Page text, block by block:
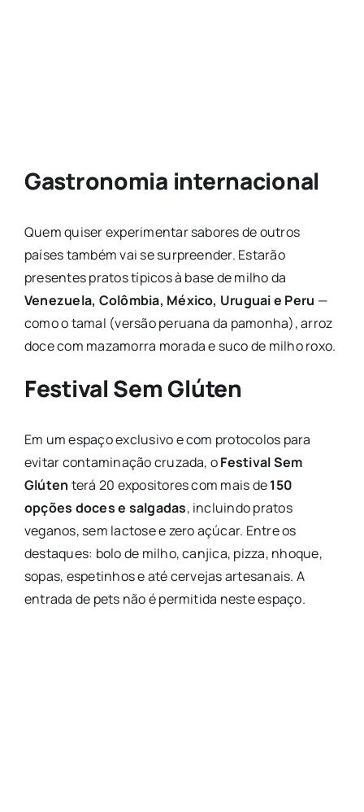
Gastronomia internacional
Quem quiser experimentar sabores de outros
países também vai se surpreender. Estarão
presentes pratos típicos à base de milho da
Venezuela, Colômbia, México, Uruguai e Peru —
como o tamal (versão peruana da pamonha), arroz
doce com mazamorra morada e suco de milho roxo.
Festival Sem Glúten
Em um espaço exclusivo e com protocolos para
evitar contaminação cruzada, oFestival Sem
Glúten terá 20 expositores com mais de150
opções doces e salgadas, incluindo pratos
veganos, sem lactose e zero açúcar. Entre os
destaques: bolo de milho, canjica, pizza, nhoque,
sopas, espetinhos e até cervejas artesanais. A
entrada de pets não é permitida neste espaço.